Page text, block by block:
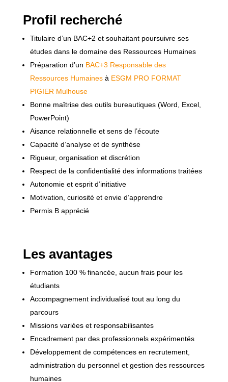
Profil recherché
Titulaire d’un BAC+2 et souhaitant poursuivre ses
études dans le domaine des Ressources Humaines
Préparation d’un BAC+3 Responsable des
Ressources Humainesà ESGM PRO FORMAT
PIGIER Mulhouse
Bonne maîtrise des outils bureautiques (Word, Excel,
PowerPoint)
Aisance relationnelle et sens de l’écoute
Capacité d’analyse et de synthèse
Rigueur, organisation et discrétion
Respect de la confidentialité des informations traitées
Autonomie et esprit d’initiative
Motivation, curiosité et envie d’apprendre
Permis B apprécié
Les avantages
Formation 100 % financée, aucun frais pour les
étudiants
Accompagnement individualisé tout au long du
parcours
Missions variées et responsabilisantes
Encadrement par des professionnels expérimentés
Développement de compétences en recrutement,
administration du personnel et gestion des ressources
humaines